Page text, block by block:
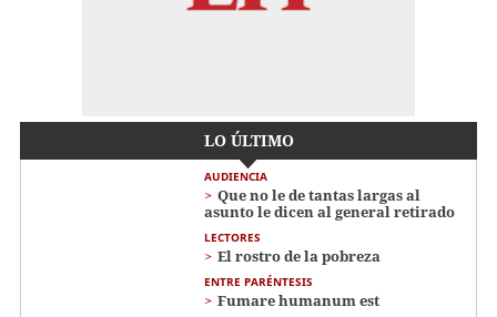
LO ÚLTIMO
AUDIENCIA
Que no le de tantas largas al
asunto le dicen al general retirado
LECTORES
El rostro de la pobreza
ENTRE PARÉNTESIS
Fumare humanum est